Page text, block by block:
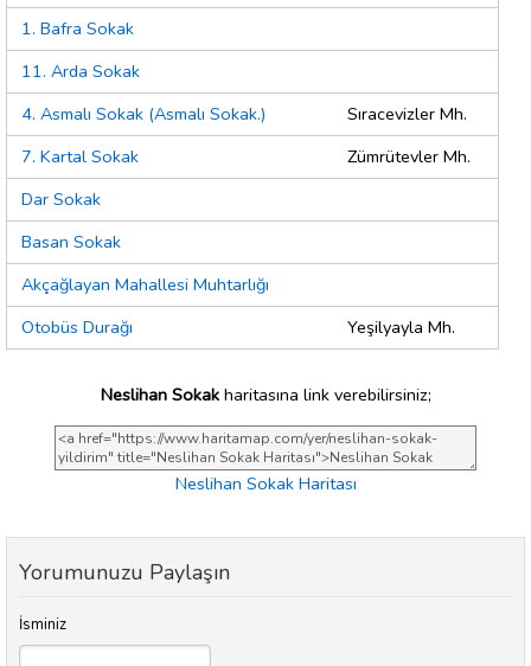
1. Bafra Sokak
11. Arda Sokak
4. Asmalı Sokak (Asmalı Sokak.)
Sıracevizler Mh.
7. Kartal Sokak
Zümrütevler Mh.
Dar Sokak
Basan Sokak
Akçağlayan Mahallesi Muhtarlığı
Otobüs Durağı
Yeşilyayla Mh.
Neslihan Sokakharitasına link verebilirsiniz;
Neslihan Sokak Haritası
Yorumunuzu Paylaşın
İsminiz